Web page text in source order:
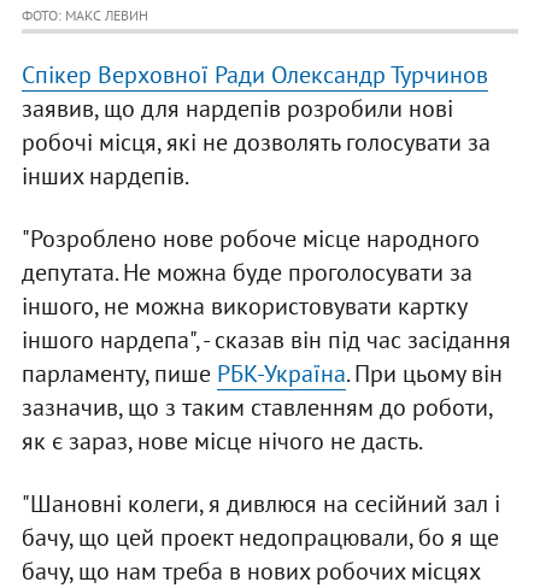
ФОТО: МАКС ЛЕВИН
Спікер Верховної Ради Олександр Турчинов
заявив, що для нардепів розробили нові
робочі місця, які не дозволять голосувати за
інших нардепів.
"Розроблено нове робоче місце народного
депутата. Не можна буде проголосувати за
іншого, не можна використовувати картку
іншого нардепа", - сказав він під час засідання
парламенту, пише РБК-Україна. При цьому він
зазначив, що з таким ставленням до роботи,
як є зараз, нове місце нічого не дасть.
"Шановні колеги, я дивлюся на сесійний зал і
бачу, що цей проект недопрацювали, бо я ще
бачу, що нам треба в нових робочих місцях